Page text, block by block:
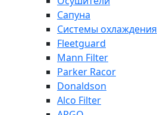
Сапуна
Системы охлаждения
Fleetguard
Mann Filter
Parker Racor
Donaldson
Alco Filter